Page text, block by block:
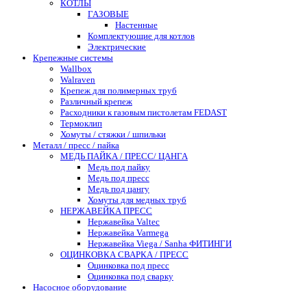
КОТЛЫ
ГАЗОВЫЕ
Настенные
Комплектующие для котлов
Электрические
Крепежные системы
Wallbox
Walraven
Крепеж для полимерных труб
Различный крепеж
Расходники к газовым пистолетам FEDAST
Термоклип
Хомуты / стяжки / шпильки
Металл / пресс / пайка
МЕДЬ ПАЙКА / ПРЕСС/ ЦАНГА
Медь под пайку
Медь под пресс
Медь под цангу
Хомуты для медных труб
НЕРЖАВЕЙКА ПРЕСС
Нержавейка Valtec
Нержавейка Varmega
Нержавейка Viega / Sanha ФИТИНГИ
ОЦИНКОВКА СВАРКА / ПРЕСС
Оцинковка под пресс
Оцинковка под сварку
Насосное оборудование